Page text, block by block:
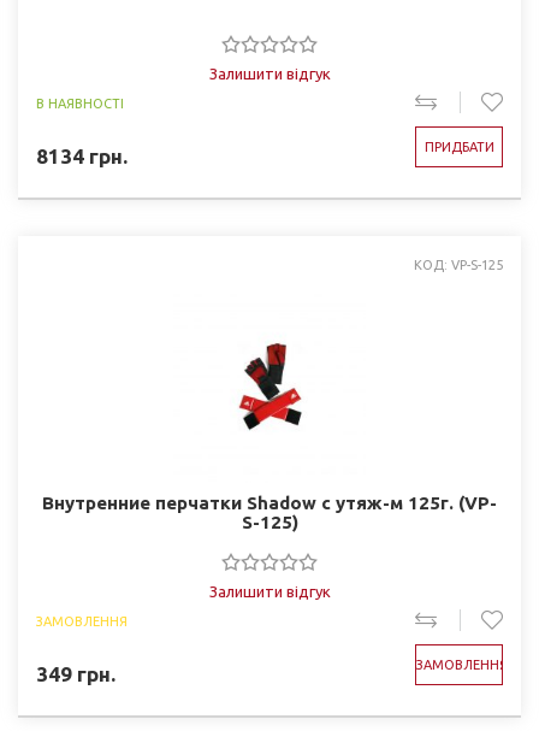
Залишити відгук
В НАЯВНОСТІ
8134 грн. ПРИДБАТИ
КОД: VP-S-125
Внутренние перчатки Shadow с утяж-м 125г. (VP-
S-125)
Залишити відгук
ЗАМОВЛЕННЯ
349 грн. ЗАМОВЛЕННЯ